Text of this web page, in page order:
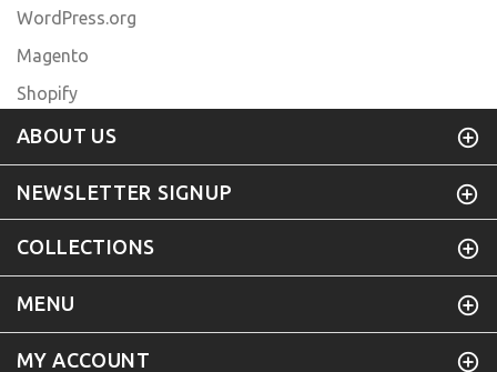
WordPress.org
Magento
Shopify
ABOUT US
NEWSLETTER SIGNUP
COLLECTIONS
MENU
MY ACCOUNT